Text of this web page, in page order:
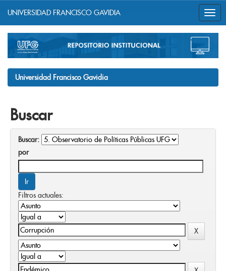
navigation
UNIVERSIDAD FRANCISCO GAVIDIA
Universidad Francisco Gavidia
Buscar
Buscar:
por
Filtros actuales: